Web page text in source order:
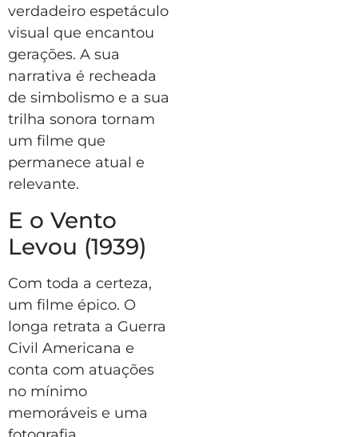
verdadeiro espetáculo
visual que encantou
gerações. A sua
narrativa é recheada
de simbolismo e a sua
trilha sonora tornam
um filme que
permanece atual e
relevante.
E o Vento
Levou (1939)
Com toda a certeza,
um filme épico. O
longa retrata a Guerra
Civil Americana e
conta com atuações
no mínimo
memoráveis e uma